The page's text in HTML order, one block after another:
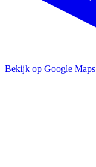
Bekijk op Google Maps